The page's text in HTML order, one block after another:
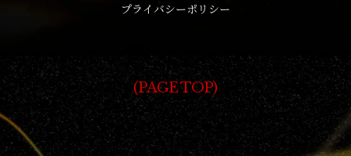
プライバシーポリシー
PAGE TOP